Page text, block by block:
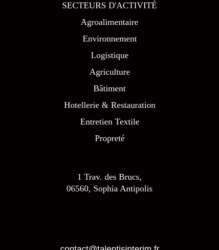
SECTEURS D'ACTIVITÉ
Agroalimentaire
Environnement
Logistique
Agriculture
Bâtiment
Hotellerie & Restauration
Entretien Textile
Propreté
1 Trav. des Brucs,
06560, Sophia Antipolis